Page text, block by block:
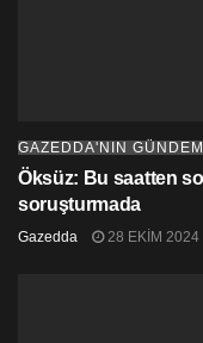
GAZEDDA'NIN
Öksüz: Bu saatten
soruşturmada
Gazedda 28 EKIM 2024